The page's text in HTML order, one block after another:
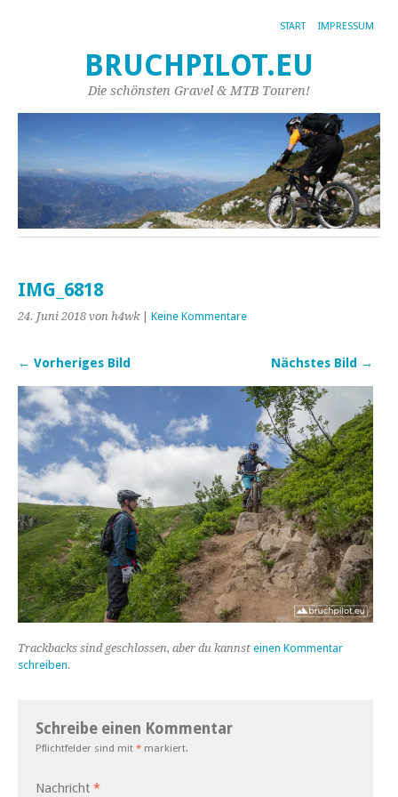
START IMPRESSUM
BRUCHPILOT.EU
Die schönsten Gravel & MTB Touren!
IMG_6818
24. Juni 2018 von h4wk| Keine Kommentare
← Vorheriges Bild Nächstes Bild →
Trackbacks sind geschlossen, aber du kannst einen Kommentar
schreiben.
Schreibe einen Kommentar
Pflichtfelder sind mit * markiert.
Nachricht *